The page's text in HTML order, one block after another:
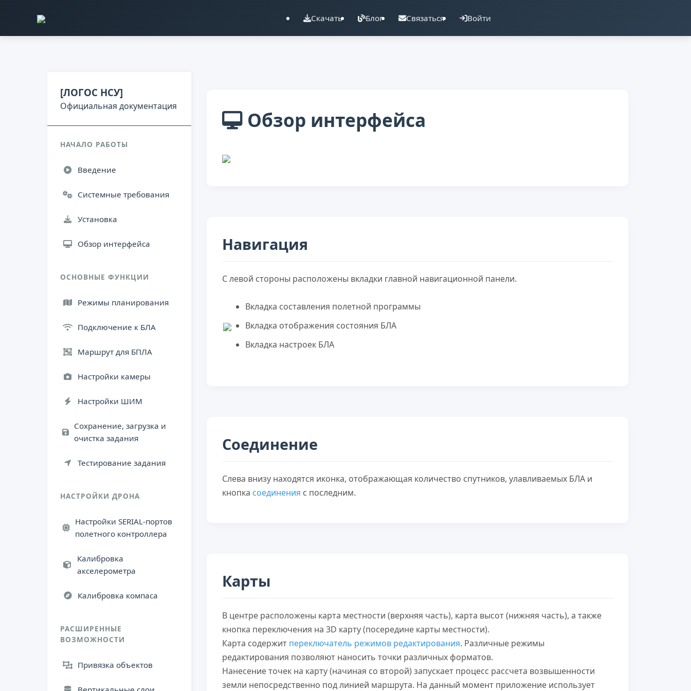
Скачать Блог Связаться Войти
[ЛОГОС НСУ]
Официальная документация
НАЧАЛО РАБОТЫ
Введение
Системные требования
Установка
Обзор интерфейса
ОСНОВНЫЕ ФУНКЦИИ
Режимы планирования
Подключение к БЛА
Маршрут для БПЛА
Настройки камеры
Настройки ШИМ
Сохранение, загрузка и
очистка задания
Тестирование задания
НАСТРОЙКИ ДРОНА
Настройки SERIAL-портов
полетного контроллера
Калибровка
акселерометра
Калибровка компаса
РАСШИРЕННЫЕ
ВОЗМОЖНОСТИ
Привязка объектов
Обзор интерфейса
Навигация
С левой стороны расположены вкладки главной навигационной панели.
Вкладка составления полетной программы
Вкладка отображения состояния БЛА
Вкладка настроек БЛА
Соединение
Слева внизу находятся иконка, отображающая количество спутников, улавливаемых БЛА и
кнопка соединения с последним.
Карты
В центре расположены карта местности (верхняя часть), карта высот (нижняя часть), а также
кнопка переключения на 3D карту (посередине карты местности).
Карта содержит переключатель режимов редактирования. Различные режимы
редактирования позволяют наносить точки различных форматов.
Нанесение точек на карту (начиная со второй) запускает процесс рассчета возвышенности
земли непосредственно под линией маршрута. На данный момент приложение использует